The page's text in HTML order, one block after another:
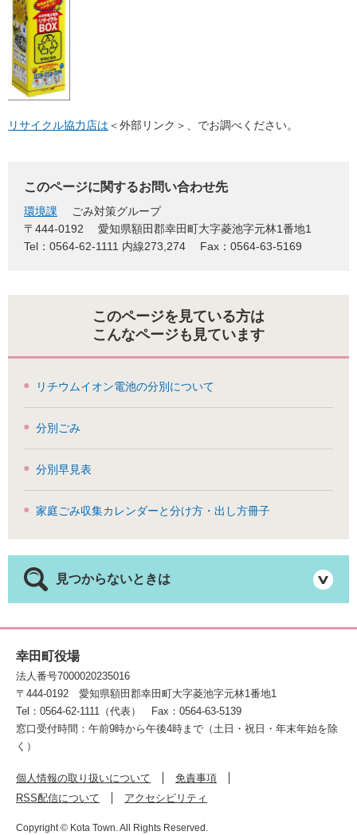
リサイクル協力店は ＜外部リンク＞ 、でお調べください。
このページに関するお問い合わせ先
環境課
ごみ対策グループ
〒444-0192
愛知県額田郡幸田町大字菱池字元林1番地1
Tel：0564-62-1111 内線273,274
Fax：0564-63-5169
このページを見ている方は
こんなページも見ています
リチウムイオン電池の分別について
分別ごみ
分別早見表
家庭ごみ収集カレンダーと分け方・出し方冊子
見つからないときは
幸田町役場
法人番号7000020235016
〒444-0192
愛知県額田郡幸田町大字菱池字元林1番地1
Tel：0564-62-1111（代表）
Fax：0564-63-5139
窓口受付時間：午前9時から午後4時まで（土日・祝日・年末年始を除
く）
個人情報の取り扱いについて
免責事項
RSS配信について
アクセシビリティ
Copyright © Kota Town. All Rights Reserved.